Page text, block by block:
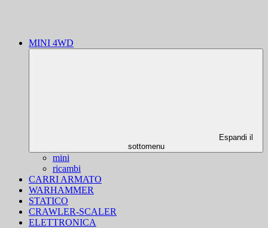
MINI 4WD
Espandi il
sottomenu
mini
ricambi
CARRI ARMATO
WARHAMMER
STATICO
CRAWLER-SCALER
ELETTRONICA